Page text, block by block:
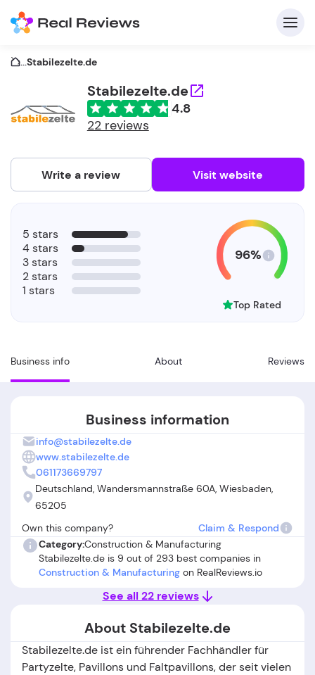
...Stabilezelte.de
Stabilezelte.de
4.8
22 reviews
Write a review Visit website
Business info About Reviews
5 stars
4 stars
3 stars
2 stars
1 stars
96%
Top Rated
Business information
info@stabilezelte.de
www.stabilezelte.de
061173669797
Deutschland, Wandersmannstraße 60A, Wiesbaden,
65205
Own this company?
Claim & Respond
Category:Construction & Manufacturing
Stabilezelte.de is 9 out of 293 best companies in
Construction & Manufacturing on RealReviews.io
See all 22 reviews
About Stabilezelte.de
Stabilezelte.de ist ein führender Fachhändler für
Partyzelte, Pavillons und Faltpavillons, der seit vielen